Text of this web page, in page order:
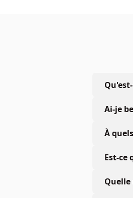
Ai-je
À
Est-ce